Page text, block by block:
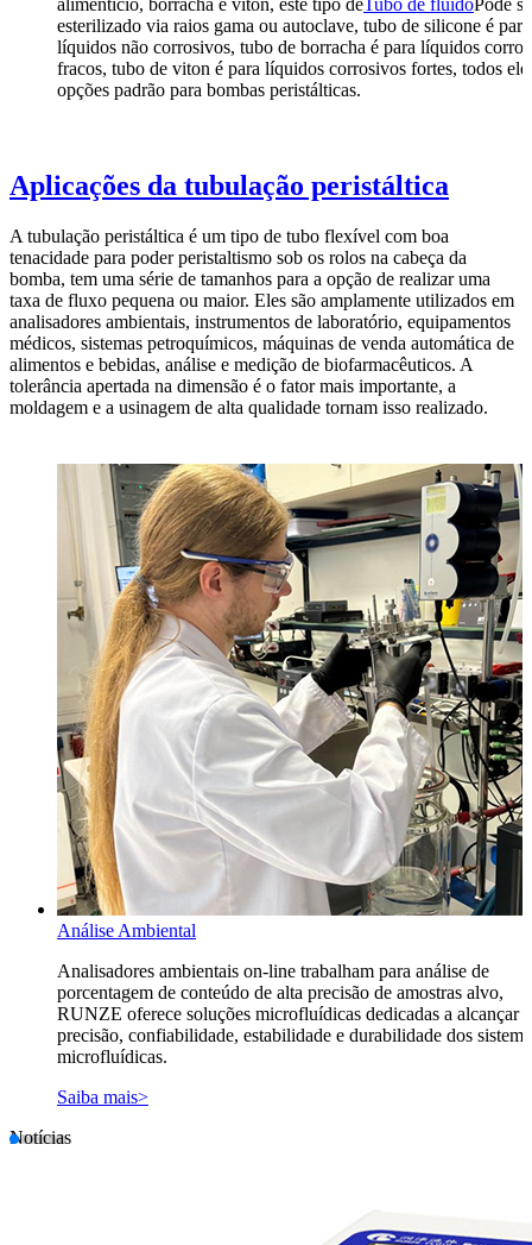
alimentício, borracha e viton, este tipo deTubo de fluidoPode
esterilizado via raios gama ou autoclave, tubo de silicone é para
líquidos não corrosivos, tubo de borracha é para líquidos
fracos, tubo de viton é para líquidos corrosivos fortes, todos
opções padrão para bombas peristálticas.
Aplicações da tubulação peristáltica
A tubulação peristáltica é um tipo de tubo flexível com boa
tenacidade para poder peristaltismo sob os rolos na cabeça da
bomba, tem uma série de tamanhos para a opção de realizar uma
taxa de fluxo pequena ou maior. Eles são amplamente utilizados em
analisadores ambientais, instrumentos de laboratório, equipamentos
médicos, sistemas petroquímicos, máquinas de venda automática de
alimentos e bebidas, análise e medição de biofarmacêuticos. A
tolerância apertada na dimensão é o fator mais importante, a
moldagem e a usinagem de alta qualidade tornam isso realizado.
Análise Ambiental
Analisadores ambientais on-line trabalham para análise de
porcentagem de conteúdo de alta precisão de amostras alvo,
RUNZE oferece soluções microfluídicas dedicadas a alcançar a
precisão, confiabilidade, estabilidade e durabilidade dos
microfluídicas.
Saiba mais>
Notícias